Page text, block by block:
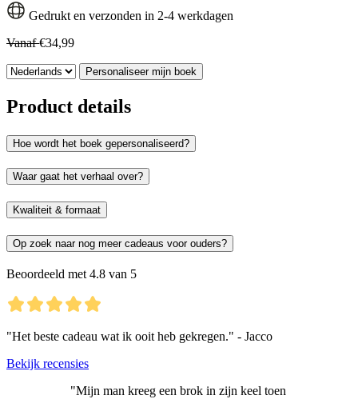
Gedrukt en verzonden in 2-4 werkdagen
Vanaf€34,99
Personaliseer mijn boek
Product details
Hoe wordt het boek gepersonaliseerd?
Waar gaat het verhaal over?
Kwaliteit & formaat
Op zoek naar nog meer cadeaus voor ouders?
Beoordeeld met 4.8 van 5
"Het beste cadeau wat ik ooit heb gekregen." - Jacco
Bekijk recensies
"Mijn man kreeg een brok in zijn keel toen